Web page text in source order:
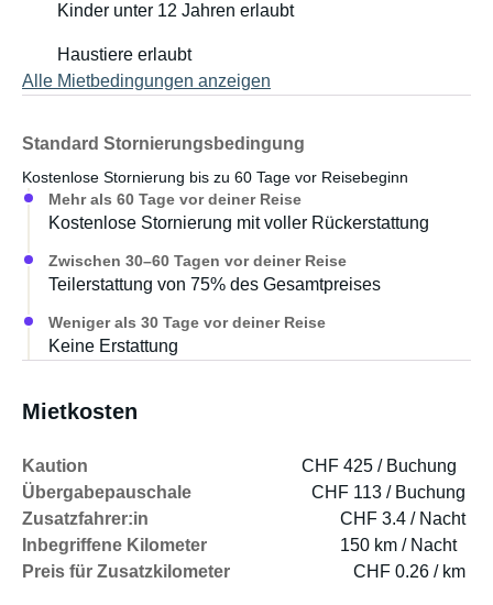
Kinder unter 12 Jahren erlaubt
Haustiere erlaubt
Alle Mietbedingungen anzeigen
Standard Stornierungsbedingung
Kostenlose Stornierung bis zu 60 Tage vor Reisebeginn
Mehr als 60 Tage vor deiner Reise
Kostenlose Stornierung mit voller Rückerstattung
Zwischen 30–60 Tagen vor deiner Reise
Teilerstattung von 75% des Gesamtpreises
Weniger als 30 Tage vor deiner Reise
Keine Erstattung
Mietkosten
Kaution
CHF 425 / Buchung
Übergabepauschale
CHF 113 / Buchung
Zusatzfahrer:in
CHF 3.4 / Nacht
Inbegriffene Kilometer
150 km / Nacht
Preis für Zusatzkilometer
CHF 0.26 / km